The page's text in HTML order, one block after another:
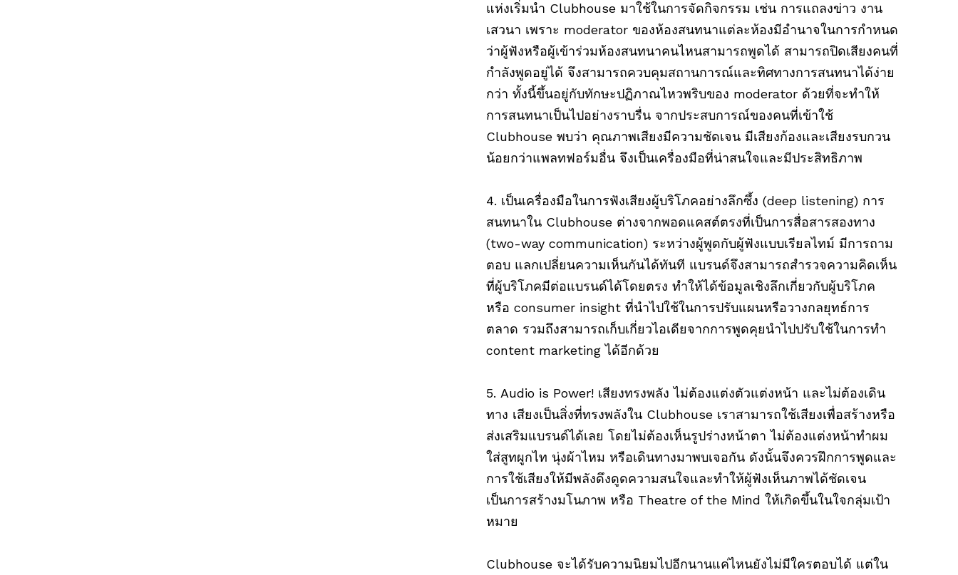
แห่งเริ่มนำ Clubhouse มาใช้ในการจัดกิจกรรม เช่น การแถลงข่าว งาน
เสวนา เพราะ moderator ของห้องสนทนาแต่ละห้องมีอำนาจในการกำหนด
ว่าผู้ฟังหรือผู้เข้าร่วมห้องสนทนาคนไหนสามารถพูดได้ สามารถปิดเสียงคนที่
กำลังพูดอยู่ได้ จึงสามารถควบคุมสถานการณ์และทิศทางการสนทนาได้ง่าย
กว่า ทั้งนี้ขึ้นอยู่กับทักษะปฏิภาณไหวพริบของ moderator ด้วยที่จะทำให้
การสนทนาเป็นไปอย่างราบรื่น จากประสบการณ์ของคนที่เข้าใช้
Clubhouse พบว่า คุณภาพเสียงมีความชัดเจน มีเสียงก้องและเสียงรบกวน
น้อยกว่าแพลทฟอร์มอื่น จึงเป็นเครื่องมือที่น่าสนใจและมีประสิทธิภาพ
4. เป็นเครื่องมือในการฟังเสียงผู้บริโภคอย่างลึกซึ้ง (deep listening) การ
สนทนาใน Clubhouse ต่างจากพอดแคสต์ตรงที่เป็นการสื่อสารสองทาง
(two-way communication) ระหว่างผู้พูดกับผู้ฟังแบบเรียลไทม์ มีการถาม
ตอบ แลกเปลี่ยนความเห็นกันได้ทันที แบรนด์จึงสามารถสำรวจความคิดเห็น
ที่ผู้บริโภคมีต่อแบรนด์ได้โดยตรง ทำให้ได้ข้อมูลเชิงลึกเกี่ยวกับผู้บริโภค
หรือ consumer insight ที่นำไปใช้ในการปรับแผนหรือวางกลยุทธ์การ
ตลาด รวมถึงสามารถเก็บเกี่ยวไอเดียจากการพูดคุยนำไปปรับใช้ในการทำ
content marketing ได้อีกด้วย
5. Audio is Power! เสียงทรงพลัง ไม่ต้องแต่งตัวแต่งหน้า และไม่ต้องเดิน
ทาง เสียงเป็นสิ่งที่ทรงพลังใน Clubhouse เราสามารถใช้เสียงเพื่อสร้างหรือ
ส่งเสริมแบรนด์ได้เลย โดยไม่ต้องเห็นรูปร่างหน้าตา ไม่ต้องแต่งหน้าทำผม
ใส่สูทผูกไท นุ่งผ้าไหม หรือเดินทางมาพบเจอกัน ดังนั้นจึงควรฝึกการพูดและ
การใช้เสียงให้มีพลังดึงดูดความสนใจและทำให้ผู้ฟังเห็นภาพได้ชัดเจน
เป็นการสร้างมโนภาพ หรือ Theatre of the Mind ให้เกิดขึ้นในใจกลุ่มเป้า
หมาย
Clubhouse จะได้รับความนิยมไปอีกนานแค่ไหนยังไม่มีใครตอบได้ แต่ใน